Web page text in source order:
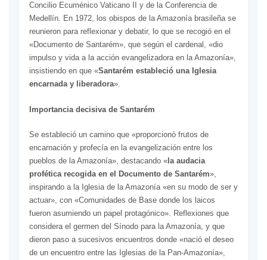
Concilio Ecuménico Vaticano II y de la Conferencia de
Medellín. En 1972, los obispos de la Amazonía brasileña se
reunieron para reflexionar y debatir, lo que se recogió en el
«Documento de Santarém», que según el cardenal, «dio
impulso y vida a la acción evangelizadora en la Amazonía»,
insistiendo en que «Santarém estableció una Iglesia
encarnada y liberadora».
Importancia decisiva de Santarém
Se estableció un camino que «proporcionó frutos de
encarnación y profecía en la evangelización entre los
pueblos de la Amazonía», destacando «la audacia
profética recogida en el Documento de Santarém»,
inspirando a la Iglesia de la Amazonía «en su modo de ser y
actuar», con «Comunidades de Base donde los laicos
fueron asumiendo un papel protagónico». Reflexiones que
considera el germen del Sínodo para la Amazonía, y que
dieron paso a sucesivos encuentros donde «nació el deseo
de un encuentro entre las Iglesias de la Pan-Amazonía»,